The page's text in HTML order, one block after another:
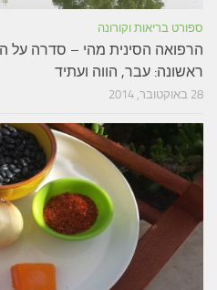
ספורט בריאות וקורונה
הרפואה הסינית מהי – סדרה על
ראשונה: עבר, הווה ועתיד
28 באוקטובר, 2014